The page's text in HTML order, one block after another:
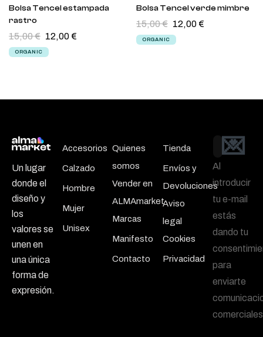
Bolsa Tencel estampada
rastro
15,00€ 12,00€
ORGANIC
Bolsa Tencel verde mimbre
15,00€ 12,00€
ORGANIC
Un lugar
donde el
diseño y
los
valores se
unen en
una única
forma de
expresión.
Accesorios
Calzado
Hombre
Mujer
Unisex
Quienes
somos
Vender en
ALMAmarket
Marcas
Manifesto
Contacto
Tienda
Envíos y
Devoluciones
Aviso
legal
Cookies
Privacidad
Email
💌
Al
introducir
tu e-mail
estás
dando tu
para
enviarte